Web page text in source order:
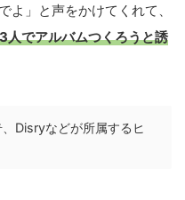
」と声をかけてくれて、
人でアルバムつくろうと誘
Disryなどが所属するヒ